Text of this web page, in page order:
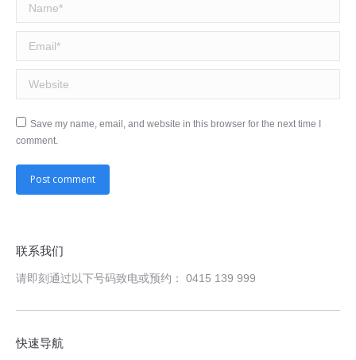
Save my name, email, and website in this browser for the next time I
comment.
Post comment
联系我们
请即刻通过以下号码致电或预约： 0415 139 999
快速导航